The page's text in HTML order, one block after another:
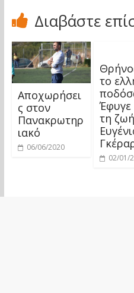
Διαβάστε
Αποχωρήσει
ς στον
Πανακρωτηρ
ιακό
06/06/2020
το
τη
02/01/